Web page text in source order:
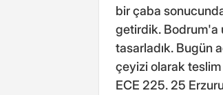
bir çaba
getirdik. Bodrum'a
tasarladık. Bugün
çeyizi olarak teslim
ECE 225. 25